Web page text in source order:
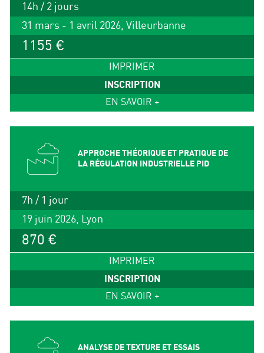
14h / 2 jours
31 mars - 1 avril 2026, Villeurbanne
1155 €
IMPRIMER
INSCRIPTION
EN SAVOIR +
APPROCHE THÉORIQUE ET PRATIQUE DE
LA RÉGULATION INDUSTRIELLE PID
7h / 1 jour
19 juin 2026, Lyon
870 €
IMPRIMER
INSCRIPTION
EN SAVOIR +
ANALYSE DE TEXTURE ET ESSAIS